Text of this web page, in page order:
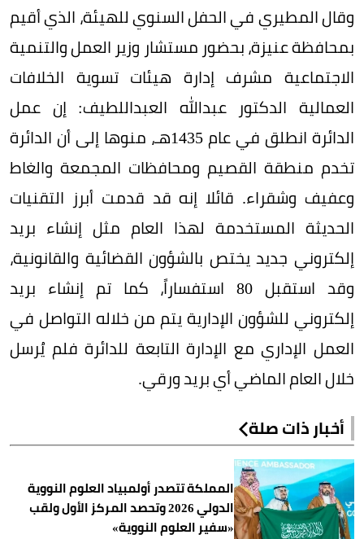
وقال المطيري في الحفل السنوي للهيئة، الذي أقيم
بمحافظة عنيزة، بحضور مستشار وزير العمل والتنمية
الاجتماعية مشرف إدارة هيئات تسوية الخلافات
العمالية الدكتور عبدالله العبداللطيف: إن عمل
الدائرة انطلق في عام 1435هـ، منوها إلى أن الدائرة
تخدم منطقة القصيم ومحافظات المجمعة والغاط
وعفيف وشقراء. قائلا إنه قد قدمت أبرز التقنيات
الحديثة المستخدمة لهذا العام مثل إنشاء بريد
إلكتروني جديد يختص بالشؤون القضائية والقانونية،
وقد استقبل 80 استفساراً، كما تم إنشاء بريد
إلكتروني للشؤون الإدارية يتم من خلاله التواصل في
العمل الإداري مع الإدارة التابعة للدائرة فلم يُرسل
خلال العام الماضي أي بريد ورقي.
أخبار ذات صلة
المملكة تتصدر أولمبياد العلوم النووية
الدولي 2026 وتحصد المركز الأول ولقب
«سفير العلوم النووية»